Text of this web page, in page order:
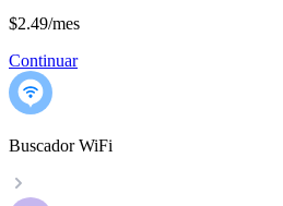
$2.49/mes
Continuar
Buscador WiFi